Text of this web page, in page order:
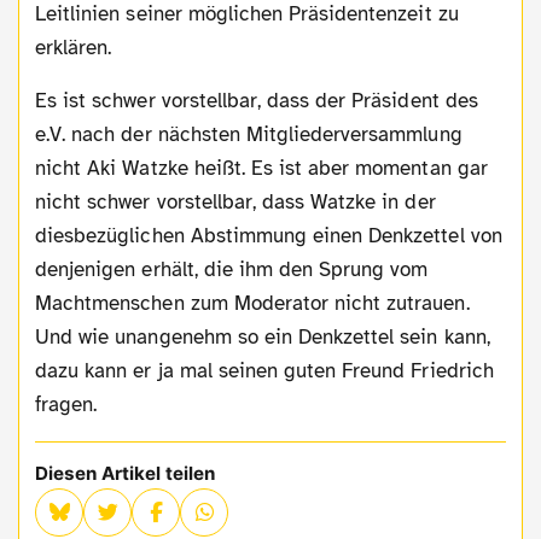
Leitlinien seiner möglichen Präsidentenzeit zu
erklären.
Es ist schwer vorstellbar, dass der Präsident des
e.V. nach der nächsten Mitgliederversammlung
nicht Aki Watzke heißt. Es ist aber momentan gar
nicht schwer vorstellbar, dass Watzke in der
diesbezüglichen Abstimmung einen Denkzettel von
denjenigen erhält, die ihm den Sprung vom
Machtmenschen zum Moderator nicht zutrauen.
Und wie unangenehm so ein Denkzettel sein kann,
dazu kann er ja mal seinen guten Freund Friedrich
fragen.
Diesen Artikel teilen